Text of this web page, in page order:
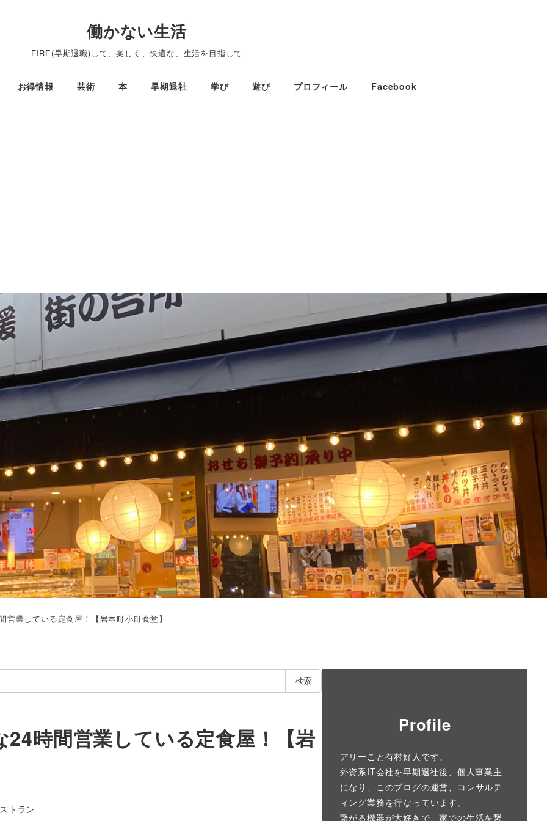
働かない生活
FIRE(早期退職)して、楽しく、快適な、生活を目指して
お得情報 芸術 本 早期退社 学び 遊び プロフィール Facebook
業している定食屋！【岩本町小町食堂】
検索
時間営業している定食屋！【岩
ー
トラン
Profile
アリーこと有村好人です。
外資系IT会社を早期退社後、個人事業主
になり、このブログの運営、コンサルテ
ィング業務を行なっています。
繋がる機器が大好きで、家での生活を繋